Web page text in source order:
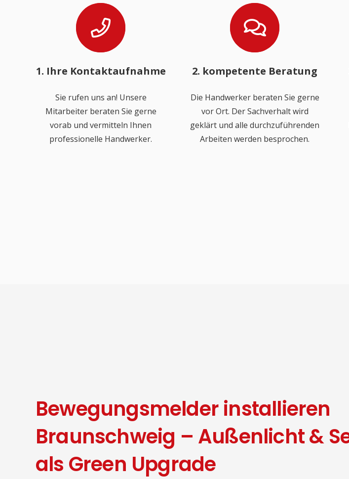
1. Ihre Kontaktaufnahme
Sie rufen uns an! Unsere
Mitarbeiter beraten Sie gerne
vorab und vermitteln Ihnen
professionelle Handwerker.
2. kompetente Beratung
Die Handwerker beraten Sie gerne
vor Ort. Der Sachverhalt wird
geklärt und alle durchzuführenden
Arbeiten werden besprochen.
Bewegungsmelder installieren
Braunschweig – Außenlicht &
als Green Upgrade